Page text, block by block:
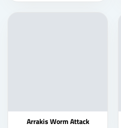
Arrakis Worm Attack